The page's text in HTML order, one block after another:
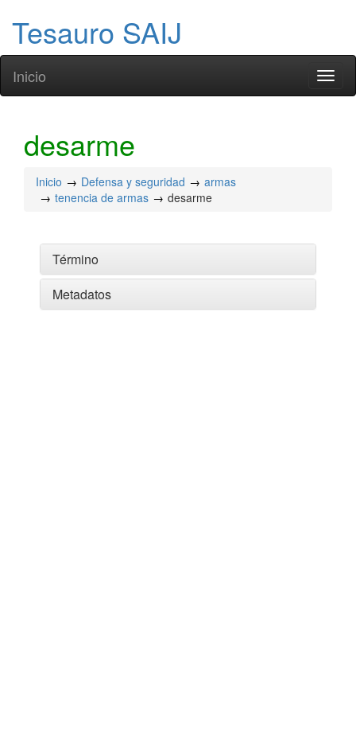
Tesauro SAIJ
Inicio
desarme
Inicio Defensa y seguridad
armas
tenencia de armas
desarme
Término
Metadatos